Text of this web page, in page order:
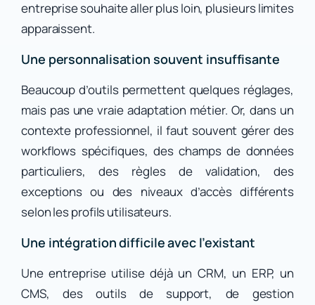
entreprise souhaite aller plus loin, plusieurs limites
apparaissent.
Une personnalisation souvent insuffisante
Beaucoup d’outils permettent quelques réglages,
mais pas une vraie adaptation métier. Or, dans un
contexte professionnel, il faut souvent gérer des
workflows spécifiques, des champs de données
particuliers, des règles de validation, des
exceptions ou des niveaux d’accès différents
selon les profils utilisateurs.
Une intégration difficile avec l’existant
Une entreprise utilise déjà un CRM, un ERP, un
CMS, des outils de support, de gestion